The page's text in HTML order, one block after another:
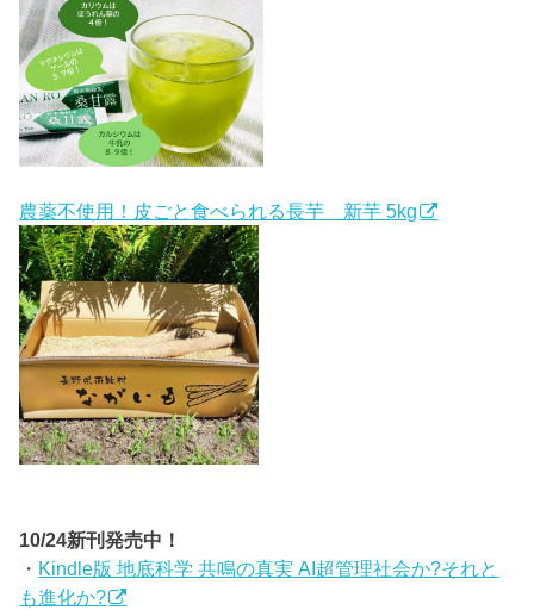
農薬不使用！皮ごと食べられる長芋 新芋 5kg
10/24新刊発売中！
・ Kindle版 地底科学 共鳴の真実 AI超管理社会か?それと
も進化か?